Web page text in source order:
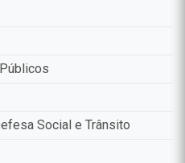
Social e Trânsito